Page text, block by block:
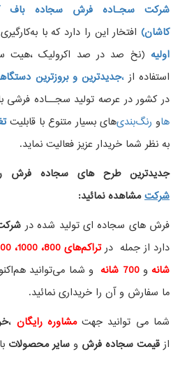
شرکت سجـاده فرش سجاده باف
کاشان) افتخار این را دارد که با
اولیه (نخ صد در صد اکرولیک ،هیت
استفاده ازجدیدترین و بروزترین،
در کشور در عرصه تولید سجــاده فرشی
هاو های بسیار متنوع با قابلیت
به نظر شما خریدار عزیز فعالیت نماید.
جدیدترین طرح های سجاده فرش
شرکتمشاهده نمائید:
فرش های سجاده ای تولید شده در
دارد از جمله درتراکم‌های 800، 1000، 1200 . 2550
شانه و700 شانه
و شما می‌توانید
ما سفارش و آن را خریداری نمائید.
شما می توانید جهت مشاوره رایگان ،
ازقیمت سجاده فرش وسایر محصولات